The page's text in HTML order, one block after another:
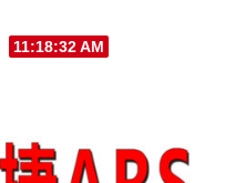
11:18:33 AM